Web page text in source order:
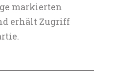
markierten
erhält Zugriff